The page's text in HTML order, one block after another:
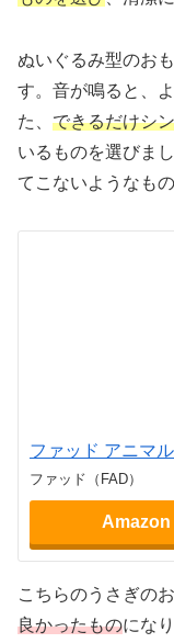
ぬいぐるみ型のお
す。音が鳴ると、
た、 できるだけシ
いるものを選びま
てこないようなも
ファッド アニマ
ファッド（FAD）
Amazon
こちらのうさぎの
良かったものにな